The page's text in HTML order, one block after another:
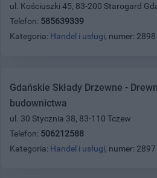
ul. Kościuszki 45, 83-200 Starogard
Telefon: 585639339
Kategoria: Handel i usługi, numer: 2898
Gdańskie Składy Drzewne -
budownictwa
ul. 30 Stycznia 38, 83-110 Tczew
Telefon: 506212588
Kategoria: Handel i usługi, numer: 2897